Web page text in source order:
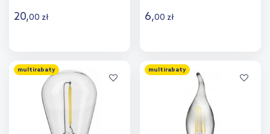
20,00 zł
Dodaj do
porównania
6,00 zł
Dodaj do
porównania
multirabaty multirabaty